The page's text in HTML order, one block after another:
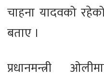
चाहना यादवको
बताए ।
प्रधानमन्त्री